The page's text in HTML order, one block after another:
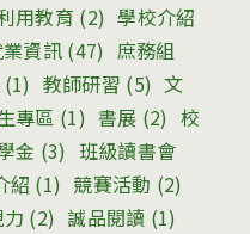
用教育 (2) 學校介紹
資訊 (47) 庶務組
(1) 教師研習 (5) 文
專區 (1) 書展 (2) 校
金 (3) 班級讀書會
紹 (1) 競賽活動 (2)
(2) 誠品閱讀 (1)